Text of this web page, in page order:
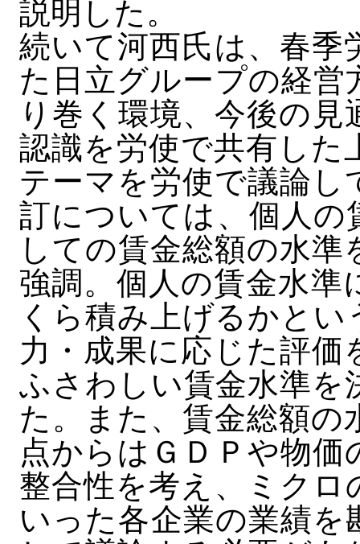
説明した。
続いて河西氏は、春季
た日立グループの経
り巻く環境、今後の
認識を労使で共有した
テーマを労使で議論
訂については、個人の
しての賃金総額の水
強調。個人の賃金水準
くら積み上げるかと
力・成果に応じた評
ふさわしい賃金水準を
た。また、賃金総額
点からはＧＤＰや物
整合性を考え、ミクロ
いった各企業の業績